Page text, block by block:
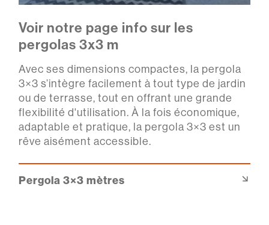
Voir notre page info sur les
pergolas 3x3 m
Avec ses dimensions compactes, la pergola
3×3 s’intègre facilement à tout type de jardin
ou de terrasse, tout en offrant une grande
flexibilité d'utilisation. À la fois économique,
adaptable et pratique, la pergola 3×3 est un
rêve aisément accessible.
Pergola 3×3 mètres